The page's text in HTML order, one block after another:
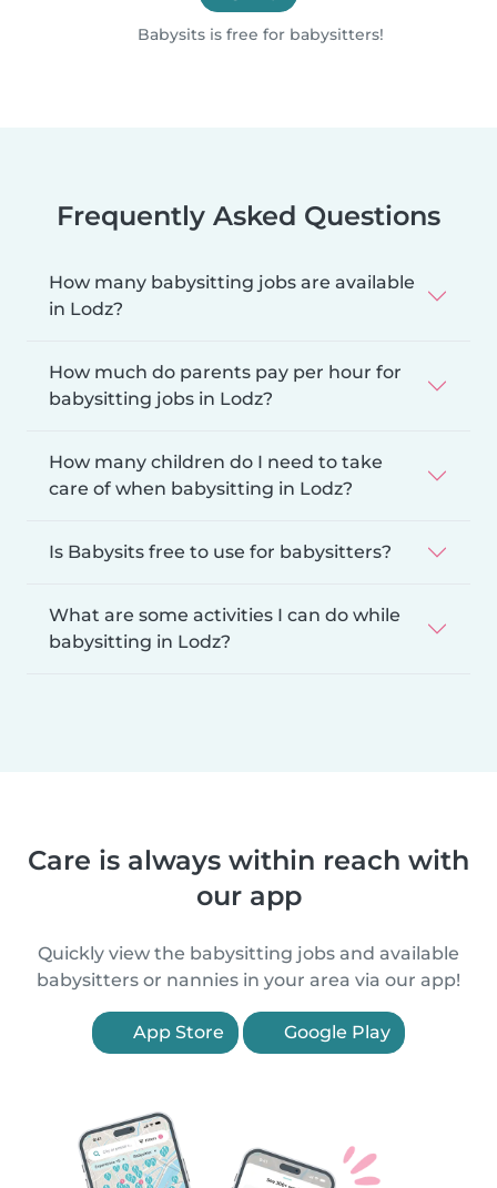
Babysits is free for babysitters!
Frequently Asked Questions
How many babysitting jobs are available
in Lodz?
How much do parents pay per hour for
babysitting jobs in Lodz?
How many children do I need to take
care of when babysitting in Lodz?
Is Babysits free to use for babysitters?
What are some activities I can do while
babysitting in Lodz?
Care is always within reach with
our app
Quickly view the babysitting jobs and available
babysitters or nannies in your area via our app!
App Store Google Play